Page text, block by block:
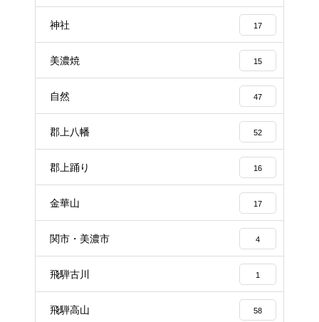
神社 17
美濃焼 15
自然 47
郡上八幡 52
郡上踊り 16
金華山 17
関市・美濃市 4
飛騨古川 1
飛騨高山 58